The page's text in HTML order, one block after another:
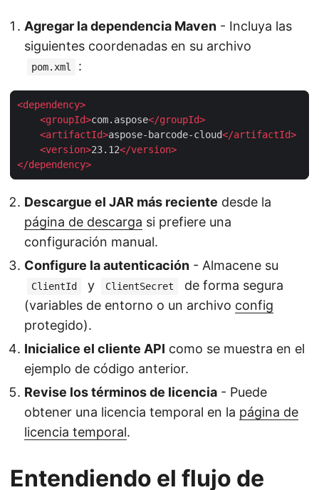
Agregar la dependencia Maven - Incluya las
siguientes coordenadas en su archivo
pom.xml :
<dependency>
<groupId>com.aspose</groupId>
<artifactId>aspose-barcode-cloud</artifactId>
<version>23.12</version>
</dependency>
Descargue el JAR más reciente desde la
página de descarga si prefiere una
configuración manual.
Configure la autenticación - Almacene su
ClientId y ClientSecret
de forma segura
(variables de entorno o un archivo config
protegido).
Inicialice el cliente API como se muestra en el
ejemplo de código anterior.
Revise los términos de licencia - Puede
obtener una licencia temporal en la página de
licencia temporal.
Entendiendo el flujo de